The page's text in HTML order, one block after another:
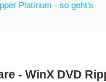
Platinum - so geht's
- WinX DVD